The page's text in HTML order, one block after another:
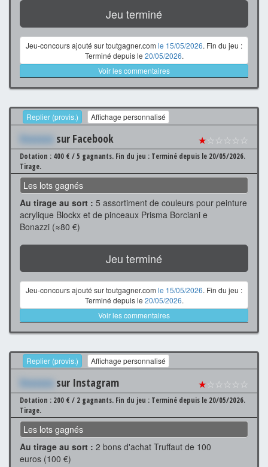
Jeu terminé
Jeu-concours ajouté sur toutgagner.com le 15/05/2026. Fin du jeu :
Terminé depuis le 20/05/2026.
Voir les commentaires
Replier (provis.) Affichage personnalisé
Xxxxxxx sur Facebook ★☆☆☆☆☆
Dotation : 400 € / 5 gagnants. Fin du jeu : Terminé depuis le 20/05/2026.
Tirage.
Les lots gagnés
Au tirage au sort : 5 assortiment de couleurs pour peinture
acrylique Blockx et de pinceaux Prisma Borciani e
Bonazzi (≈80 €)
Jeu terminé
Jeu-concours ajouté sur toutgagner.com le 15/05/2026. Fin du jeu :
Terminé depuis le 20/05/2026.
Voir les commentaires
Replier (provis.) Affichage personnalisé
Xxxxxxx sur Instagram ★☆☆☆☆☆
Dotation : 200 € / 2 gagnants. Fin du jeu : Terminé depuis le 20/05/2026.
Tirage.
Les lots gagnés
Au tirage au sort : 2 bons d'achat Truffaut de 100
euros (100 €)